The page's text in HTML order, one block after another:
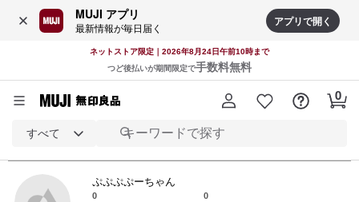
MUJI アプリ
最新情報が毎日届く アプリで開く
ネットストア限定｜2026年8月24日午前10時まで
つど後払いが期間限定で手数料無料
すべて
ぷぷぷぷーちゃん さんの レビュー一覧
ぷぷぷぷーちゃん
0
0